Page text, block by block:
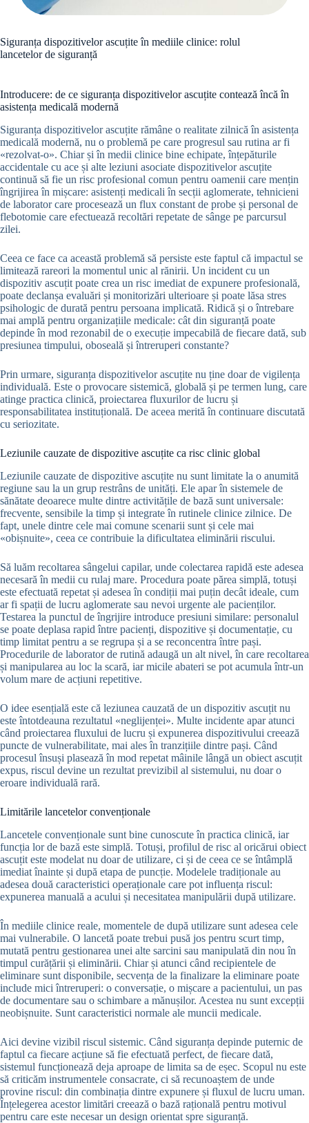
Siguranța dispozitivelor ascuțite în mediile clinice: rolul
lancetelor de siguranță
Introducere: de ce siguranța dispozitivelor ascuțite contează încă în
asistența medicală modernă
Siguranța dispozitivelor ascuțite rămâne o realitate zilnică în asistența
medicală modernă, nu o problemă pe care progresul sau rutina ar fi
«rezolvat-o». Chiar și în medii clinice bine echipate, înțepăturile
accidentale cu ace și alte leziuni asociate dispozitivelor ascuțite
continuă să fie un risc profesional comun pentru oamenii care mențin
îngrijirea în mișcare: asistenți medicali în secții aglomerate, tehnicieni
de laborator care procesează un flux constant de probe și personal de
flebotomie care efectuează recoltări repetate de sânge pe parcursul
zilei.
Ceea ce face ca această problemă să persiste este faptul că impactul se
limitează rareori la momentul unic al rănirii. Un incident cu un
dispozitiv ascuțit poate crea un risc imediat de expunere profesională,
poate declanșa evaluări și monitorizări ulterioare și poate lăsa stres
psihologic de durată pentru persoana implicată. Ridică și o întrebare
mai amplă pentru organizațiile medicale: cât din siguranță poate
depinde în mod rezonabil de o execuție impecabilă de fiecare dată, sub
presiunea timpului, oboseală și întreruperi constante?
Prin urmare, siguranța dispozitivelor ascuțite nu ține doar de vigilența
individuală. Este o provocare sistemică, globală și pe termen lung, care
atinge practica clinică, proiectarea fluxurilor de lucru și
responsabilitatea instituțională. De aceea merită în continuare discutată
cu seriozitate.
Leziunile cauzate de dispozitive ascuțite ca risc clinic global
Leziunile cauzate de dispozitive ascuțite nu sunt limitate la o anumită
regiune sau la un grup restrâns de unități. Ele apar în sistemele de
sănătate deoarece multe dintre activitățile de bază sunt universale:
frecvente, sensibile la timp și integrate în rutinele clinice zilnice. De
fapt, unele dintre cele mai comune scenarii sunt și cele mai
«obișnuite», ceea ce contribuie la dificultatea eliminării riscului.
Să luăm recoltarea sângelui capilar, unde colectarea rapidă este adesea
necesară în medii cu rulaj mare. Procedura poate părea simplă, totuși
este efectuată repetat și adesea în condiții mai puțin decât ideale, cum
ar fi spații de lucru aglomerate sau nevoi urgente ale pacienților.
Testarea la punctul de îngrijire introduce presiuni similare: personalul
se poate deplasa rapid între pacienți, dispozitive și documentație, cu
timp limitat pentru a se regrupa și a se reconcentra între pași.
Procedurile de laborator de rutină adaugă un alt nivel, în care recoltarea
și manipularea au loc la scară, iar micile abateri se pot acumula într-un
volum mare de acțiuni repetitive.
O idee esențială este că leziunea cauzată de un dispozitiv ascuțit nu
este întotdeauna rezultatul «neglijenței». Multe incidente apar atunci
când proiectarea fluxului de lucru și expunerea dispozitivului creează
puncte de vulnerabilitate, mai ales în tranzițiile dintre pași. Când
procesul însuși plasează în mod repetat mâinile lângă un obiect ascuțit
expus, riscul devine un rezultat previzibil al sistemului, nu doar o
eroare individuală rară.
Limitările lancetelor convenționale
Lancetele convenționale sunt bine cunoscute în practica clinică, iar
funcția lor de bază este simplă. Totuși, profilul de risc al oricărui obiect
ascuțit este modelat nu doar de utilizare, ci și de ceea ce se întâmplă
imediat înainte și după etapa de puncție. Modelele tradiționale au
adesea două caracteristici operaționale care pot influența riscul:
expunerea manuală a acului și necesitatea manipulării după utilizare.
În mediile clinice reale, momentele de după utilizare sunt adesea cele
mai vulnerabile. O lancetă poate trebui pusă jos pentru scurt timp,
mutată pentru gestionarea unei alte sarcini sau manipulată din nou în
timpul curățării și eliminării. Chiar și atunci când recipientele de
eliminare sunt disponibile, secvența de la finalizare la eliminare poate
include mici întreruperi: o conversație, o mișcare a pacientului, un pas
de documentare sau o schimbare a mănușilor. Acestea nu sunt excepții
neobișnuite. Sunt caracteristici normale ale muncii medicale.
Aici devine vizibil riscul sistemic. Când siguranța depinde puternic de
faptul ca fiecare acțiune să fie efectuată perfect, de fiecare dată,
sistemul funcționează deja aproape de limita sa de eșec. Scopul nu este
să criticăm instrumentele consacrate, ci să recunoaștem de unde
provine riscul: din combinația dintre expunere și fluxul de lucru uman.
Înțelegerea acestor limitări creează o bază rațională pentru motivul
pentru care este necesar un design orientat spre siguranță.